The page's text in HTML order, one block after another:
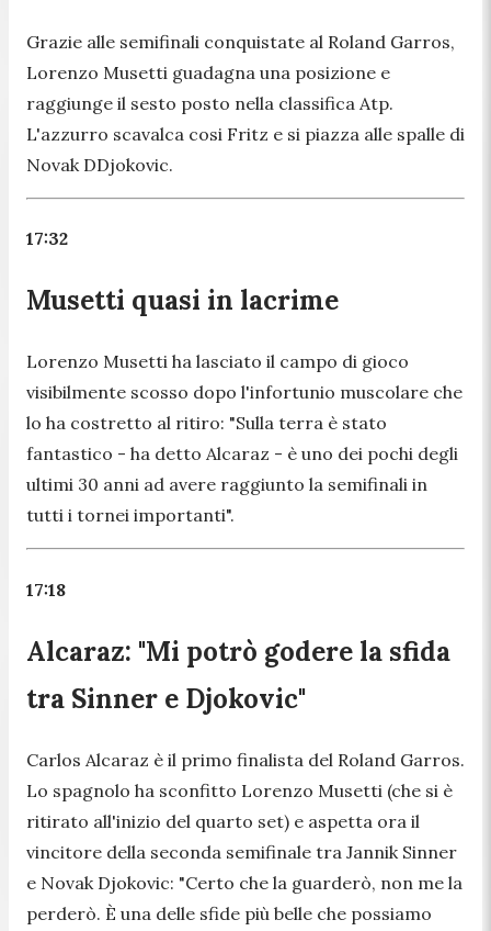
Grazie alle semifinali conquistate al Roland Garros,
Lorenzo Musetti guadagna una posizione e
raggiunge il sesto posto nella classifica Atp.
L'azzurro scavalca cosi Fritz e si piazza alle spalle di
Novak DDjokovic.
17:32
Musetti quasi in lacrime
Lorenzo Musetti ha lasciato il campo di gioco
visibilmente scosso dopo l'infortunio muscolare che
lo ha costretto al ritiro: "Sulla terra è stato
fantastico - ha detto Alcaraz - è uno dei pochi degli
ultimi 30 anni ad avere raggiunto la semifinali in
tutti i tornei importanti".
17:18
Alcaraz: "Mi potrò godere la sfida
tra Sinner e Djokovic"
Carlos Alcaraz è il primo finalista del Roland Garros.
Lo spagnolo ha sconfitto Lorenzo Musetti (che si è
ritirato all'inizio del quarto set) e aspetta ora il
vincitore della seconda semifinale tra Jannik Sinner
e Novak Djokovic: "Certo che la guarderò, non me la
perderò. È una delle sfide più belle che possiamo